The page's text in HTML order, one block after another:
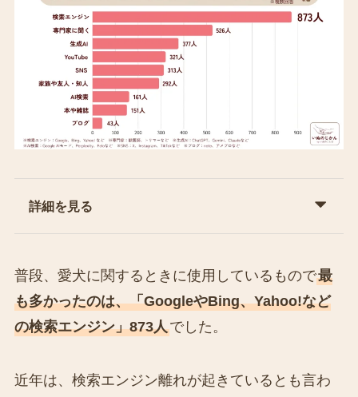
詳細を見る
普段、愛犬に関するときに使用しているもので最
も多かったのは、「GoogleやBing、Yahoo!など
の検索エンジン」873人でした。
近年は、検索エンジン離れが起きているとも言わ